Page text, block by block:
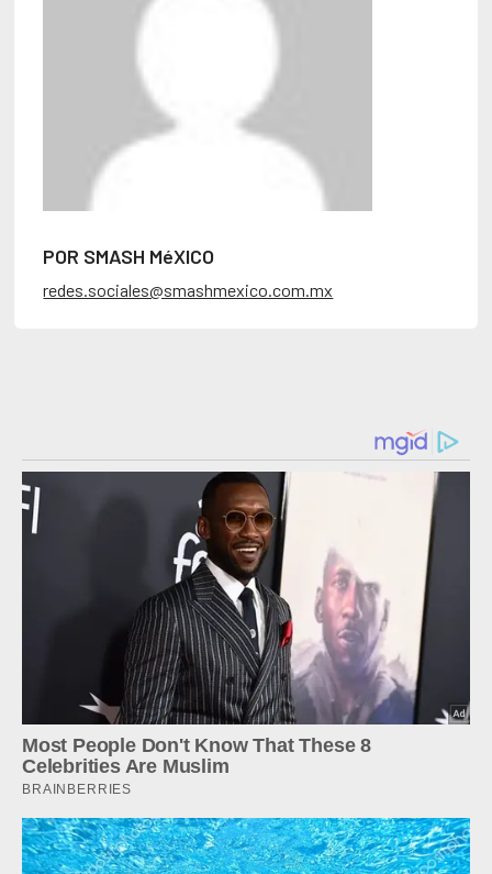
POR SMASH MéXICO
redes.sociales@smashmexico.com.mx